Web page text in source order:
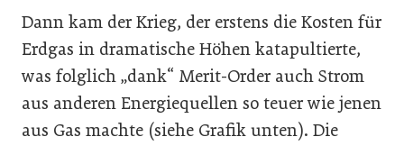
Dann kam der Krieg, der erstens die Kosten für
Erdgas in dramatische Höhen katapultierte,
was folglich „dank“ Merit-Order auch Strom
aus anderen Energiequellen so teuer wie jenen
aus Gas machte (siehe Grafik unten). Die